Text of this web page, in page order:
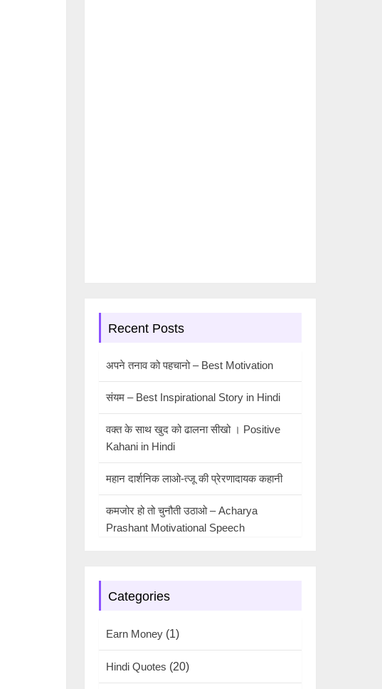
Recent Posts
अपने तनाव को पहचानो – Best Motivation
संयम – Best Inspirational Story in Hindi
वक्त के साथ खुद को ढालना सीखो । Positive
Kahani in Hindi
महान दार्शनिक लाओ-त्जू की प्रेरणादायक कहानी
कमजोर हो तो चुनौती उठाओ – Acharya
Prashant Motivational Speech
Categories
Earn Money (1)
Hindi Quotes (20)